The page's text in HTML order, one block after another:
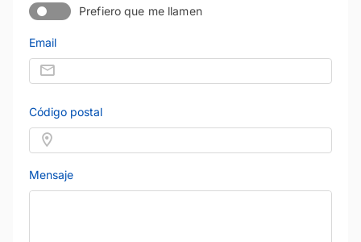
Prefiero que me llamen
Email
Código postal
Mensaje